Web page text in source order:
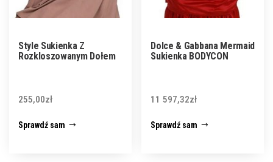
Style Sukienka Z
Rozkloszowanym Dołem
255,00zł
Sprawdź sam
Dolce & Gabbana Mermaid
Sukienka BODYCON
11 597,32zł
Sprawdź sam